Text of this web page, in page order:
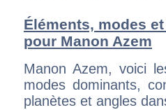
Éléments, modes
pour Manon Azem
Manon Azem, voici
modes dominants,
planètes et angles